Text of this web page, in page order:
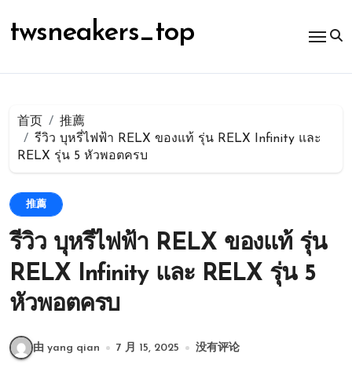
容
twsneakers_top
首页
推薦
รีวิว บุหรี่ไฟฟ้า RELX ของแท้ รุ่น RELX Infinity และ
RELX รุ่น 5 หัวพอตครบ
推薦
รีวิว บุหรี่ไฟฟ้า RELX ของแท้ รุ่น
RELX Infinity และ RELX รุ่น 5
หัวพอตครบ
由 yang qian 7 月 15, 2025 没有评论